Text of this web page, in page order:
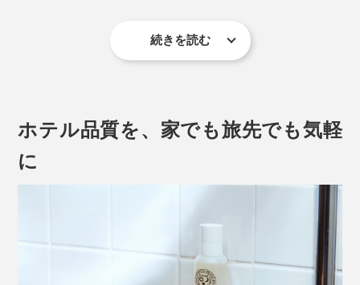
プーですが、あっという間にキメ細かい、モチモチ泡の
5年がかりで、洗い心地、仕上がりともに極めた Jam
続きを読む
ホテル品質を、家でも旅先でも気軽
に